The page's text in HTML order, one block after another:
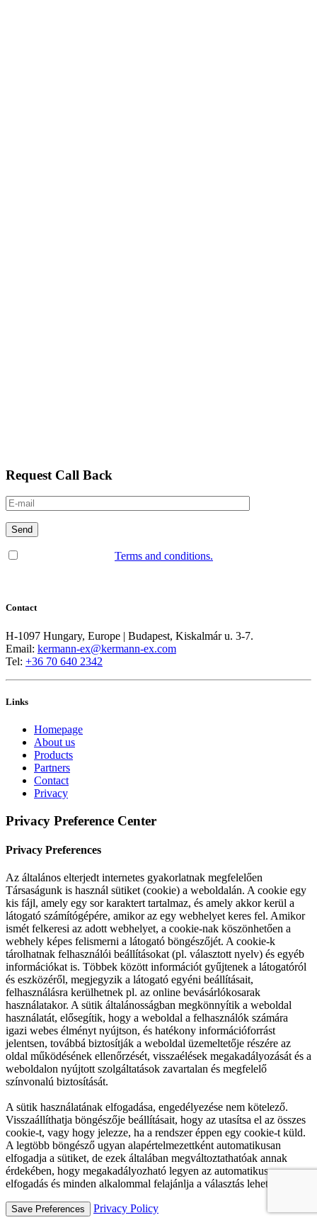
Request Call Back
Terms and conditions.
Contact
H-1097 Hungary, Europe | Budapest, Kiskalmár u. 3-7.
Email: kermann-ex@kermann-ex.com
Tel: +36 70 640 2342
Links
Homepage
About us
Products
Partners
Contact
Privacy
Privacy Preference Center
Privacy Preferences
Az általános elterjedt internetes gyakorlatnak megfelelően
Társaságunk is használ sütiket (cookie) a weboldalán. A cookie egy
kis fájl, amely egy sor karaktert tartalmaz, és amely akkor kerül a
látogató számítógépére, amikor az egy webhelyet keres fel. Amikor
ismét felkeresi az adott webhelyet, a cookie-nak köszönhetően a
webhely képes felismerni a látogató böngészőjét. A cookie-k
tárolhatnak felhasználói beállításokat (pl. választott nyelv) és egyéb
információkat is. Többek között információt gyűjtenek a látogatóról
és eszközéről, megjegyzik a látogató egyéni beállításait,
felhasználásra kerülhetnek pl. az online bevásárlókosarak
használatakor. A sütik általánosságban megkönnyítik a weboldal
használatát, elősegítik, hogy a weboldal a felhasználók számára
igazi webes élményt nyújtson, és hatékony információforrást
jelentsen, továbbá biztosítják a weboldal üzemeltetője részére az
oldal működésének ellenőrzését, visszaélések megakadályozását és a
weboldalon nyújtott szolgáltatások zavartalan és megfelelő
színvonalú biztosítását.
A sütik használatának elfogadása, engedélyezése nem kötelező.
Visszaállíthatja böngészője beállításait, hogy az utasítsa el az összes
cookie-t, vagy hogy jelezze, ha a rendszer éppen egy cookie-t küld.
A legtöbb böngésző ugyan alapértelmezettként automatikusan
elfogadja a sütiket, de ezek általában megváltoztathatóak annak
érdekében, hogy megakadályozható legyen az automatikus
elfogadás és minden alkalommal felajánlja a választás lehetőségét.
Privacy Policy